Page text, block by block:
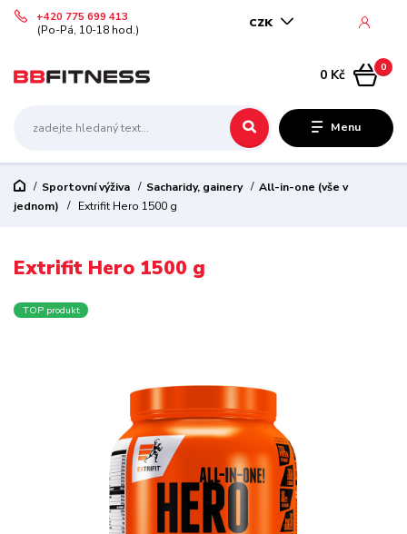
Menu
CZK
+420 775 699 413
(Po-Pá, 10-18 hod.)
0
0 Kč
Sportovní výživa Sacharidy, gainery
All-in-one (vše v
jednom)
Extrifit Hero 1500 g
Extrifit Hero 1500 g
TOP produkt